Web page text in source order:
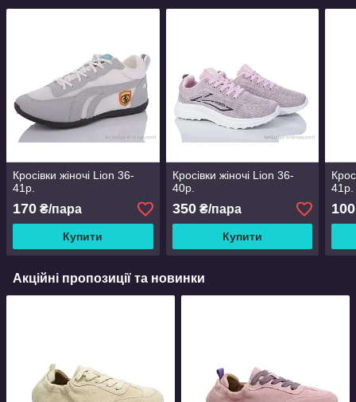
Кросівки жіночі Lion 36-
41р.
170 ₴/пара
Купити
Кросівки жіночі Lion 36-
40р.
350₴/пара
Купити
41р.
100
Акційні пропозиції та новинки